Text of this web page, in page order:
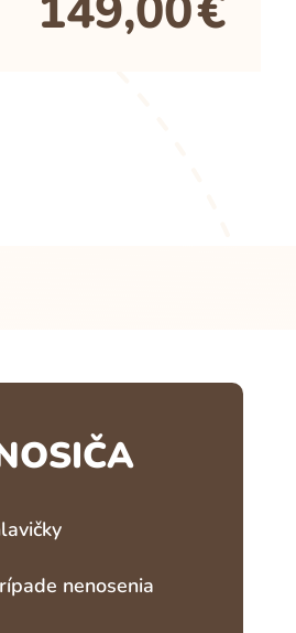
nenosenia